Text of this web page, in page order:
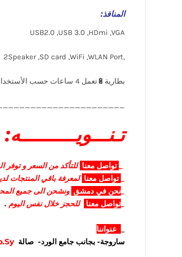
المنافذ:
USB2.0 ,USB 3.0 ,HDmi ,VGA
,2Speaker ,SD card ,WiFi ,WLAN Port
تـنـــويــــــــــه:
تواصل معنا للتأكد من السعر و توفر
تواصل معنا لمعرفة باقي المنتجات
نحن في دمشق ونشحن الى جميع
تواصل معنا للحجز خلال نفس اليوم .
عنواننا
ساروجة- بجانب جامع الورد- صالة